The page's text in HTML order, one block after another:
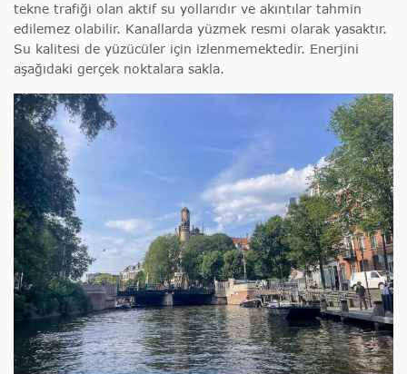
tekne trafiği olan aktif su yollarıdır ve akıntılar tahmin
edilemez olabilir. Kanallarda yüzmek resmi olarak yasaktır.
Su kalitesi de yüzücüler için izlenmemektedir. Enerjini
aşağıdaki gerçek noktalara sakla.